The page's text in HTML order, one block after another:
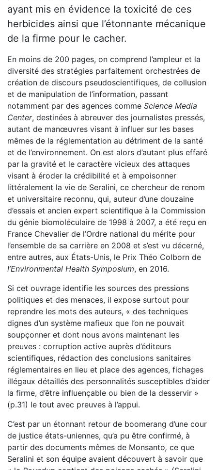
ayant mis en évidence la toxicité de ces
herbicides ainsi que l’étonnante mécanique
de la firme pour le cacher.
En moins de 200 pages, on comprend l’ampleur et la
diversité des stratégies parfaitement orchestrées de
création de discours pseudoscientifiques, de collusion
et de manipulation de l’information, passant
notamment par des agences comme Science Media
Center, destinées à abreuver des journalistes pressés,
autant de manœuvres visant à influer sur les bases
mêmes de la réglementation au détriment de la santé
et de l’environnement. On est alors d’autant plus effaré
par la gravité et le caractère vicieux des attaques
visant à éroder la crédibilité et à empoisonner
littéralement la vie de Seralini, ce chercheur de renom
et universitaire reconnu, qui, auteur d’une douzaine
d’essais et ancien expert scientifique à la Commission
du génie biomoléculaire de 1998 à 2007, a été reçu en
France Chevalier de l’Ordre national du mérite pour
l’ensemble de sa carrière en 2008 et s’est vu décerné,
entre autres, aux États-Unis, le Prix Théo Colborn de
l’Environmental Health Symposium, en 2016.
Si cet ouvrage identifie les sources des pressions
politiques et des menaces, il expose surtout pour
reprendre les mots des auteurs, « des techniques
dignes d’un système mafieux que l’on ne pouvait
soupçonner et dont nous avons maintenant les
preuves : corruption active auprès d’éditeurs
scientifiques, rédaction des conclusions sanitaires
réglementaires en lieu et place des agences, fichages
illégaux détaillés des personnalités susceptibles d’aider
la firme, d’être influençable ou bien de la desservir »
(p.31) le tout avec preuves à l’appui.
C’est par un étonnant retour de boomerang d’une cour
de justice états-uniennes, qu’a pu être confirmé, à
partir des documents mêmes de Monsanto, ce que
Seralini et son équipe avaient découvert à savoir que